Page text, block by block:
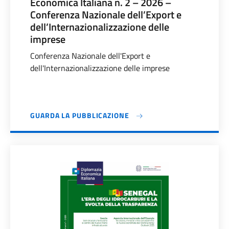
Conferenza Nazionale dell’Export e
dell’Internazionalizzazione delle
imprese
Conferenza Nazionale dell'Export e
dell'Internazionalizzazione delle imprese
GUARDA LA PUBBLICAZIONE